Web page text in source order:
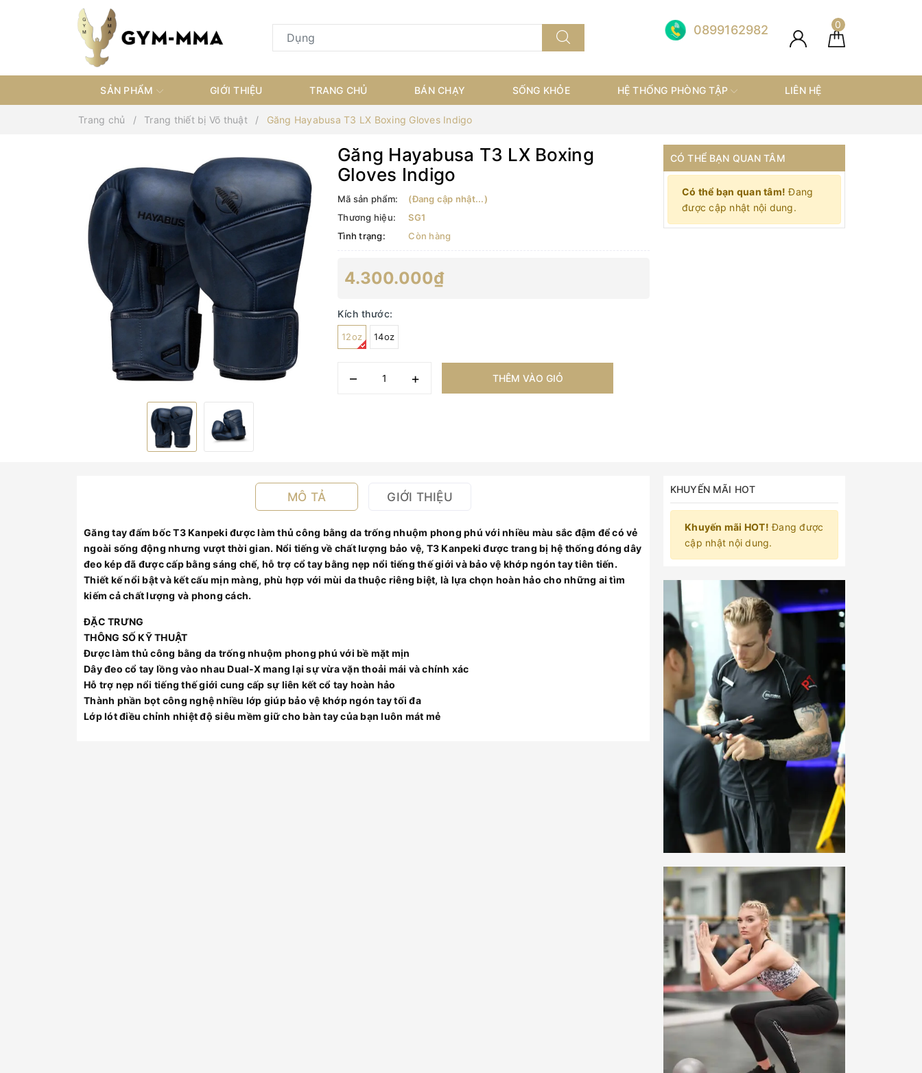
0
0899162982
SẢN PHẨM GIỚI THIỆU TRANG CHỦ BÁN CHẠY SỐNG KHỎE HỆ THỐNG PHÒNG TẬP LIÊN HỆ
Trang chủ Trang thiết bị Võ thuật Găng Hayabusa T3 LX Boxing Gloves Indigo
Găng Hayabusa T3 LX Boxing
Gloves Indigo
Mã sản phẩm:
(Đang cập nhật...)
Thương hiệu:
SG1
Tình trạng:
Còn hàng
4.300.000₫
Kích thước:
12oz 14oz
– + THÊM VÀO GIỎ
CÓ THỂ BẠN QUAN TÂM
Có thể bạn quan tâm! Đang
được cập nhật nội dung.
MÔ TẢ GIỚI THIỆU
Găng tay đấm bốc T3 Kanpeki được làm thủ công bằng da trống nhuộm phong phú với nhiều màu sắc đậm để có vẻ
ngoài sống động nhưng vượt thời gian. Nổi tiếng về chất lượng bảo vệ, T3 Kanpeki được trang bị hệ thống đóng dây
đeo kép đã được cấp bằng sáng chế, hỗ trợ cổ tay bằng nẹp nổi tiếng thế giới và bảo vệ khớp ngón tay tiên tiến.
Thiết kế nổi bật và kết cấu mịn màng, phù hợp với mùi da thuộc riêng biệt, là lựa chọn hoàn hảo cho những ai tìm
kiếm cả chất lượng và phong cách.
ĐẶC TRƯNG
THÔNG SỐ KỸ THUẬT
Được làm thủ công bằng da trống nhuộm phong phú với bề mặt mịn
Dây đeo cổ tay lồng vào nhau Dual-X mang lại sự vừa vặn thoải mái và chính xác
Hỗ trợ nẹp nổi tiếng thế giới cung cấp sự liên kết cổ tay hoàn hảo
Thành phần bọt công nghệ nhiều lớp giúp bảo vệ khớp ngón tay tối đa
Lớp lót điều chỉnh nhiệt độ siêu mềm giữ cho bàn tay của bạn luôn mát mẻ
KHUYẾN MÃI HOT
Khuyến mãi HOT! Đang được
cập nhật nội dung.